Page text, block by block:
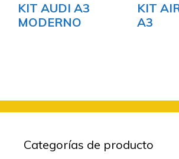
KIT AUDI A3
MODERNO
KIT
A3
Categorías de producto